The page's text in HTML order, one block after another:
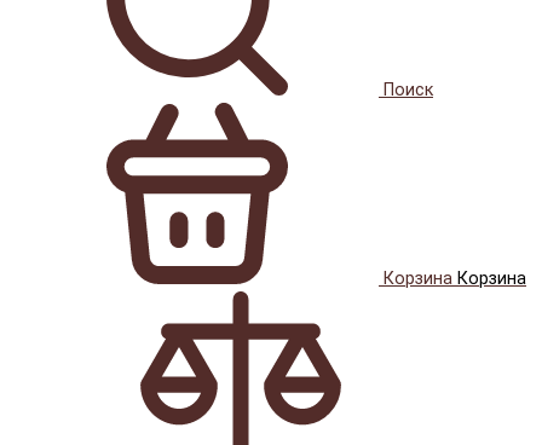
Поиск
Корзина Корзина